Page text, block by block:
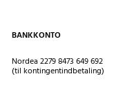
BANKKONTO
Nordea 2279 8473 649 692
(til kontingentindbetaling)